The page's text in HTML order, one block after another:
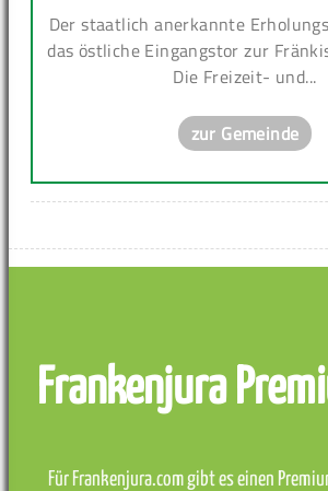
Der staatlich anerkannte
das östliche Eingangstor zur
Die Freizeit- und...
zur Gemeinde
Frankenjura
Für Frankenjura.com gibt es einen